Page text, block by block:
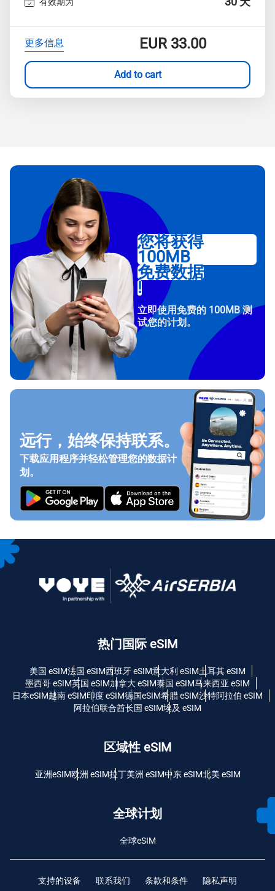
更多信息 EUR33.00
Add to cart
您将获得
100MB
免费数据
!
立即使用免费的 100MB 测
试您的计划。
远行，始终保持联系。
下载应用程序并轻松管理您的数据计
划。
热门国际 eSIM
美国 eSIM法国 eSIM西班牙 eSIM意大利 eSIM土耳其 eSIM
墨西哥 eSIM英国 eSIM加拿大 eSIM泰国 eSIM马来西亚 eSIM
日本eSIM越南 eSIM印度 eSIM德国eSIM希腊 eSIM沙特阿拉伯 eSIM
阿拉伯联合酋长国 eSIM埃及 eSIM
区域性 eSIM
亚洲eSIM欧洲 eSIM拉丁美洲 eSIM中东 eSIM北美 eSIM
全球计划
全球eSIM
支持的设备 联系我们 条款和条件 隐私声明